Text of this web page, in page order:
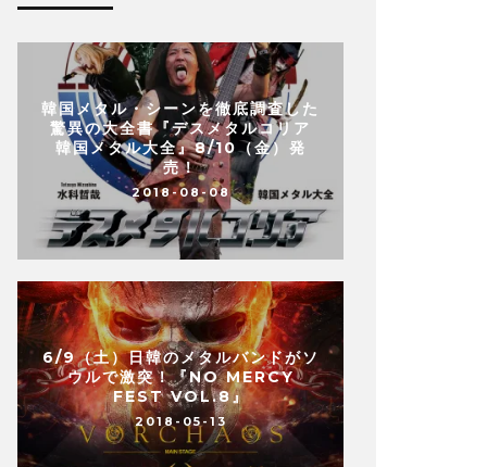
韓国メタル・シーンを徹底調査した
驚異の大全書『デスメタルコリア
韓国メタル大全』8/10（金）発
売！
2018-08-08
6/9（土）日韓のメタルバンドがソ
ウルで激突！『NO MERCY
FEST VOL.8』
2018-05-13